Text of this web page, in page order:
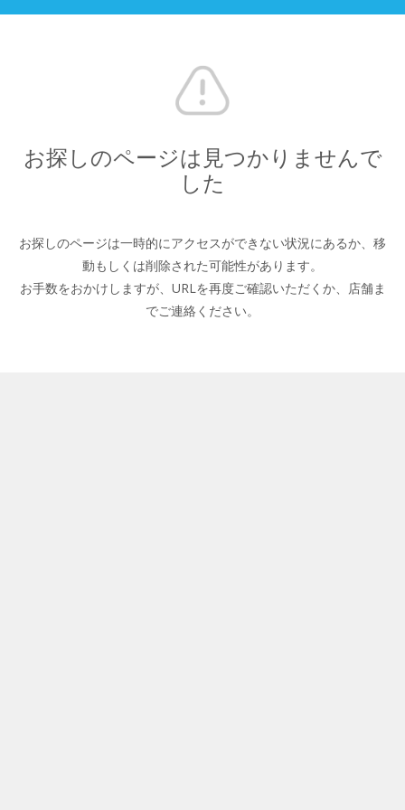
お探しのページは見つかりませんで
した
お探しのページは一時的にアクセスができない状況にあるか、 移
動もしくは削除された可能性があります。
お手数をおかけしますが、URLを再度ご確認いただくか、 店舗ま
でご連絡ください。